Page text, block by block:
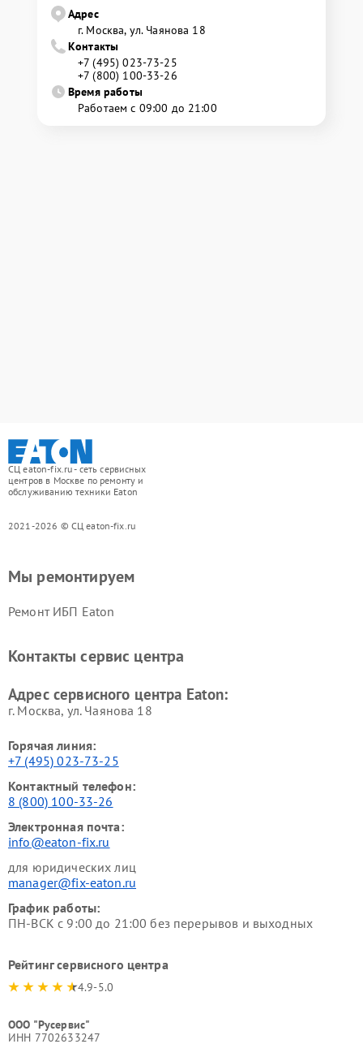
Адрес
г. Москва, ул. Чаянова 18
Контакты
+7 (495) 023-73-25
+7 (800) 100-33-26
Время работы
Работаем с 09:00 до 21:00
СЦ eaton-fix.ru - сеть сервисных
центров в Москве по ремонту и
обслуживанию техники Eaton
2021-2026 © СЦ eaton-fix.ru
Мы ремонтируем
Ремонт ИБП Eaton
Контакты сервис центра
Адрес сервисного центра Eaton:
г. Москва, ул. Чаянова 18
Горячая линия:
+7 (495) 023-73-25
Контактный телефон:
8 (800) 100-33-26
Электронная почта:
info@eaton-fix.ru
для юридических лиц
manager@fix-eaton.ru
График работы:
ПН-ВСК с 9:00 до 21:00 без перерывов и выходных
Рейтинг сервисного центра
4.9-5.0
ООО "Русервис"
ИНН 7702633247